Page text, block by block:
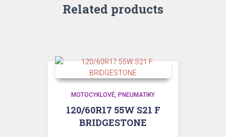
Related products
MOTOCYKLOVÉ PNEUMATIKY
120/60R17 55W S21 F
BRIDGESTONE